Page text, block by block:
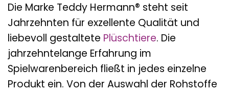
Die Marke Teddy Hermann® steht seit
Jahrzehnten für exzellente Qualität und
liebevoll gestaltete Plüschtiere. Die
jahrzehntelange Erfahrung im
Spielwarenbereich fließt in jedes einzelne
Produkt ein. Von der Auswahl der Rohstoffe